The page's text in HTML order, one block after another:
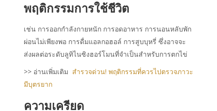
พฤติกรรมการใช้ชีวิต
เช่น การออกกำลังกายหนัก การอดอาหาร การนอนหลับพัก
ผ่อนไม่เพียงพอ การดื่มแอลกอฮอล์ การสูบบุหรี่ ซึ่งอาจจะ
ส่งผลต่อระดับลูทิไนซิงฮอร์โมนที่จำเป็นสำหรับการตกไข่
>> อ่านเพิ่มเติม สำรวจด่วน! พฤติกรรมที่ควรไปตรวจภาวะ
มีบุตรยาก
ความเครียด